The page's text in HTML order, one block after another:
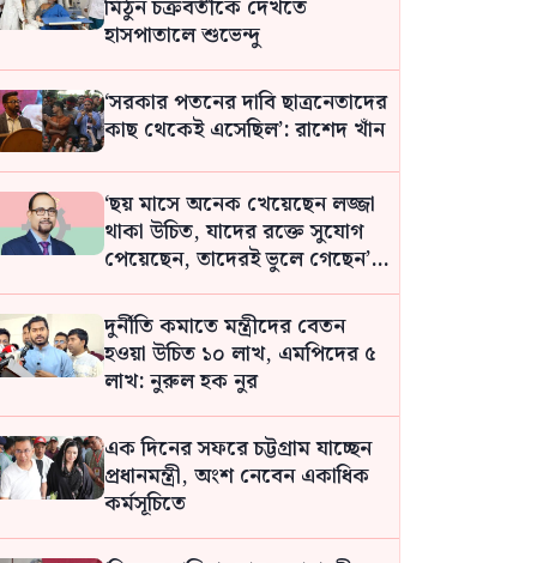
মিঠুন চক্রবর্তীকে দেখতে
হাসপাতালে শুভেন্দু
‘সরকার পতনের দাবি ছাত্রনেতাদের
কাছ থেকেই এসেছিল’: রাশেদ খাঁন
‘ছয় মাসে অনেক খেয়েছেন লজ্জা
থাকা উচিত, যাদের রক্তে সুযোগ
পেয়েছেন, তাদেরই ভুলে গেছেন’:
বিএনপির এমপি
দুর্নীতি কমাতে মন্ত্রীদের বেতন
হওয়া উচিত ১০ লাখ, এমপিদের ৫
লাখ: নুরুল হক নুর
এক দিনের সফরে চট্টগ্রাম যাচ্ছেন
প্রধানমন্ত্রী, অংশ নেবেন একাধিক
কর্মসূচিতে